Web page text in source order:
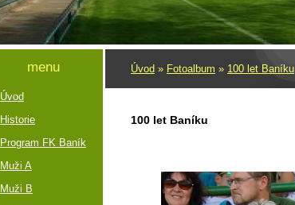
Úvod » Fotoalbum » 100 let Baníku
100 let Baníku
menu
Úvod
Historie
Program FK Baník
Muži A
Muži B